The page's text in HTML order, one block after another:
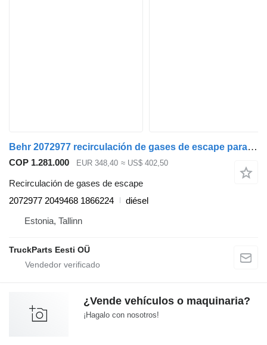
Behr 2072977 recirculación de gases de escape para Scania P,G,R,T-series (2004-2017) cabeza tractora
COP 1.281.000 EUR 348,40 ≈ US$ 402,50
Recirculación de gases de escape
2072977 2049468 1866224
diésel
Estonia, Tallinn
TruckParts Eesti OÜ
¿Vende vehículos o maquinaria?
¡Hagalo con nosotros!